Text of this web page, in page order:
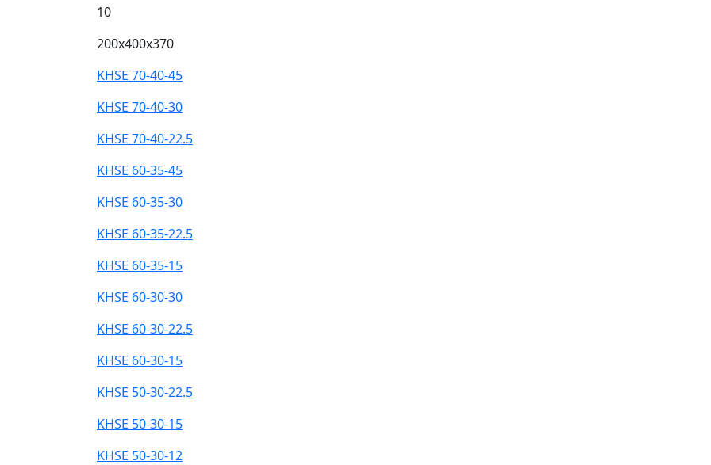
10
200x400x370
KHSE 70-40-45
KHSE 70-40-30
KHSE 70-40-22.5
KHSE 60-35-45
KHSE 60-35-30
KHSE 60-35-22.5
KHSE 60-35-15
KHSE 60-30-30
KHSE 60-30-22.5
KHSE 60-30-15
KHSE 50-30-22.5
KHSE 50-30-15
KHSE 50-30-12